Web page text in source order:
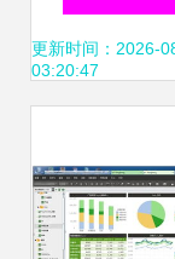
据服务新
更新时间：2026-
03:20:47